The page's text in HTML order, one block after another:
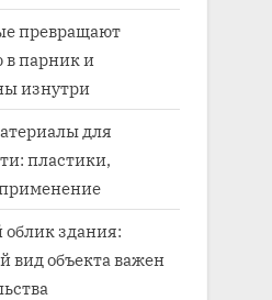
превращают
в парник и
изнутри
для
пластики,
здания:
вид объекта важен